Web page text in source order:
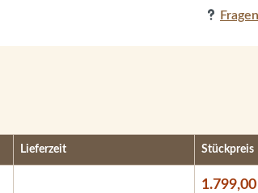
Lieferzeit Stückpreis